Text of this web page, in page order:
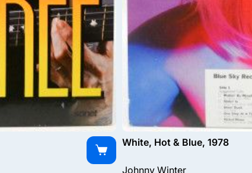
White, Hot & Blue, 1978
Johnny Winter